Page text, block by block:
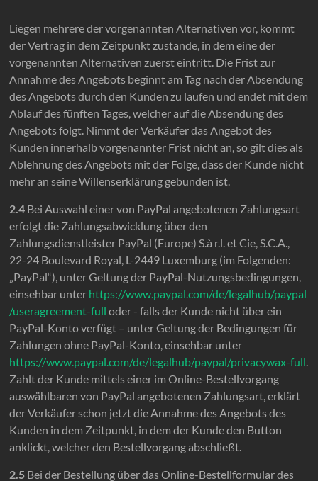
Liegen mehrere der vorgenannten Alternativen vor, kommt
der Vertrag in dem Zeitpunkt zustande, in dem eine der
vorgenannten Alternativen zuerst eintritt. Die Frist zur
Annahme des Angebots beginnt am Tag nach der Absendung
des Angebots durch den Kunden zu laufen und endet mit dem
Ablauf des fünften Tages, welcher auf die Absendung des
Angebots folgt. Nimmt der Verkäufer das Angebot des
Kunden innerhalb vorgenannter Frist nicht an, so gilt dies als
Ablehnung des Angebots mit der Folge, dass der Kunde nicht
mehr an seine Willenserklärung gebunden ist.
2.4 Bei Auswahl einer von PayPal angebotenen Zahlungsart
erfolgt die Zahlungsabwicklung über den
Zahlungsdienstleister PayPal (Europe) S.à r.l. et Cie, S.C.A.,
22-24 Boulevard Royal, L-2449 Luxemburg (im Folgenden:
„PayPal“), unter Geltung der PayPal-Nutzungsbedingungen,
einsehbar unter https://www.paypal.com/de/legalhub/paypal
/useragreement-full oder - falls der Kunde nicht über ein
PayPal-Konto verfügt – unter Geltung der Bedingungen für
Zahlungen ohne PayPal-Konto, einsehbar unter
https://www.paypal.com/de/legalhub/paypal/privacywax-full
Zahlt der Kunde mittels einer im Online-Bestellvorgang
auswählbaren von PayPal angebotenen Zahlungsart, erklärt
der Verkäufer schon jetzt die Annahme des Angebots des
Kunden in dem Zeitpunkt, in dem der Kunde den Button
anklickt, welcher den Bestellvorgang abschließt.
2.5 Bei der Bestellung über das Online-Bestellformular des